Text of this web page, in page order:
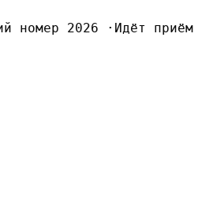
номер 2026· Идёт приём